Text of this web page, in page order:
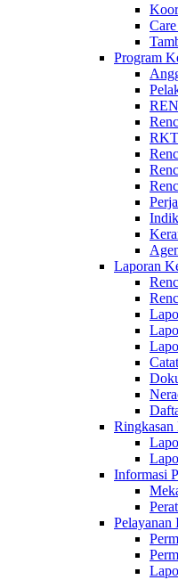
Program
RKT
Laporan
Ringkasan
Informasi
Pelayanan